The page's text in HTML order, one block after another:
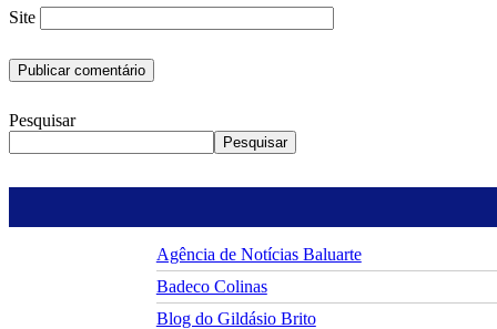
Site
Pesquisar
Pesquisar
Agência de Notícias Baluarte
Badeco Colinas
Blog do Gildásio Brito